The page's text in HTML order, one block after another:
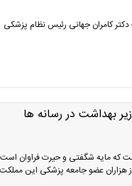
کامران جهانی رئیس نظام پزشکی
بهداشت در رسانه ها
که مایه شگفتی و حیرت فراوان
هزاران عضو جامعه پزشکی این مملکت